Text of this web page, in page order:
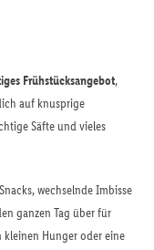
Frühstücksangebot,
auf knusprige
Säfte und vieles
wechselnde Imbisse
ganzen Tag über für
Hunger oder eine